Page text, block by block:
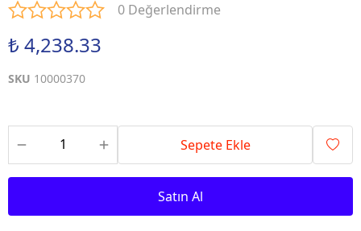
0 Değerlendirme
₺ 4,238.33
SKU 10000370
Sepete Ekle
Satın Al